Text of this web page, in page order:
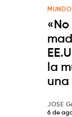
MUNDO
la
una
JOSE
6 de